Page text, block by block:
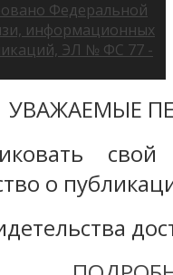
Федеральной
информационных
ЭЛ № ФС 77 -
УВАЖАЕМЫЕ
о